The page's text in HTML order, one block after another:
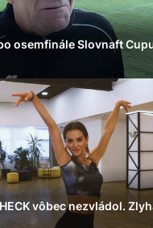
osemfinále Slovnaft
vôbec nezvládol.